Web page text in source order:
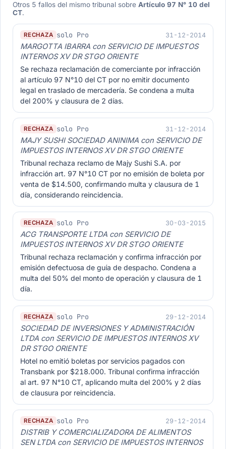
Otros 5 fallos del mismo tribunal sobre Artículo 97 N° 10 del
CT.
RECHAZA solo Pro 31-12-2014
MARGOTTA IBARRA con SERVICIO DE IMPUESTOS
INTERNOS XV DR STGO ORIENTE
Se rechaza reclamación de comerciante por infracción
al artículo 97 N°10 del CT por no emitir documento
legal en traslado de mercadería. Se condena a multa
del 200% y clausura de 2 días.
RECHAZA solo Pro 31-12-2014
MAJY SUSHI SOCIEDAD ANINIMA con SERVICIO DE
IMPUESTOS INTERNOS XV DR STGO ORIENTE
Tribunal rechaza reclamo de Majy Sushi S.A. por
infracción art. 97 N°10 CT por no emisión de boleta por
venta de $14.500, confirmando multa y clausura de 1
día, considerando reincidencia.
RECHAZA solo Pro 30-03-2015
ACG TRANSPORTE LTDA con SERVICIO DE
IMPUESTOS INTERNOS XV DR STGO ORIENTE
Tribunal rechaza reclamación y confirma infracción por
emisión defectuosa de guía de despacho. Condena a
multa del 50% del monto de operación y clausura de 1
día.
RECHAZA solo Pro 29-12-2014
SOCIEDAD DE INVERSIONES Y ADMINISTRACIÓN
LTDA con SERVICIO DE IMPUESTOS INTERNOS XV
DR STGO ORIENTE
Hotel no emitió boletas por servicios pagados con
Transbank por $218.000. Tribunal confirma infracción
al art. 97 N°10 CT, aplicando multa del 200% y 2 días
de clausura por reincidencia.
RECHAZA solo Pro 29-12-2014
DISTRIB Y COMERCIALIZADORA DE ALIMENTOS
SEN LTDA con SERVICIO DE IMPUESTOS INTERNOS